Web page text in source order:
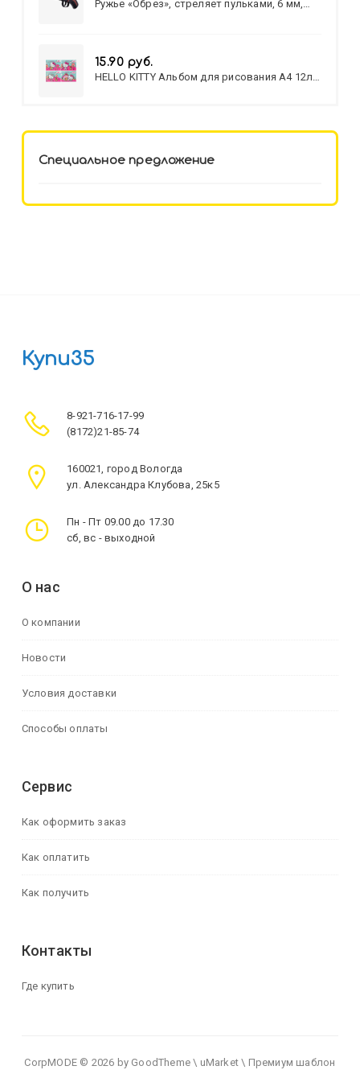
Ружье «Обрез», стреляет пульками, 6 мм,
15.90 руб.
HELLO KITTY Альбом для рисования А4 12л.
Специальное предложение
Купи35
8-921-716-17-99
(8172)21-85-74
160021, город Вологда
ул. Александра Клубова, 25к5
Пн - Пт 09.00 до 17.30
сб, вс - выходной
О нас
О компании
Новости
Условия доставки
Способы оплаты
Сервис
Как оформить заказ
Как оплатить
Как получить
Контакты
Где купить
CorpMODE © 2026 by GoodTheme \ uMarket \ Премиум шаблон